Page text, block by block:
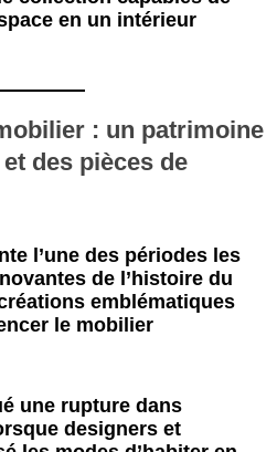
en un intérieur
: un patrimoine
des pièces de
l’une des périodes les
de l’histoire du
emblématiques
le mobilier
une rupture dans
designers et